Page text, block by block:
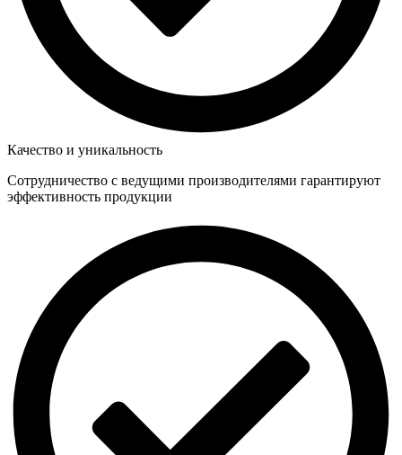
Качество и уникальность
Сотрудничество с ведущими производителями гарантируют
эффективность продукции